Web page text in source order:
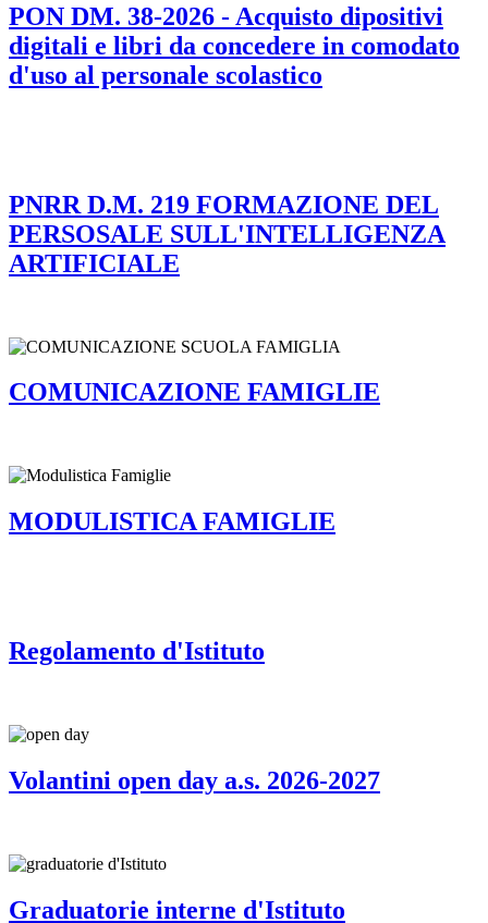
PON DM. 38-2026 - Acquisto dipositivi
digitali e libri da concedere in comodato
d'uso al personale scolastico
PNRR D.M. 219 FORMAZIONE DEL
PERSOSALE SULL'INTELLIGENZA
ARTIFICIALE
COMUNICAZIONE FAMIGLIE
MODULISTICA FAMIGLIE
Regolamento d'Istituto
Volantini open day a.s. 2026-2027
Graduatorie interne d'Istituto